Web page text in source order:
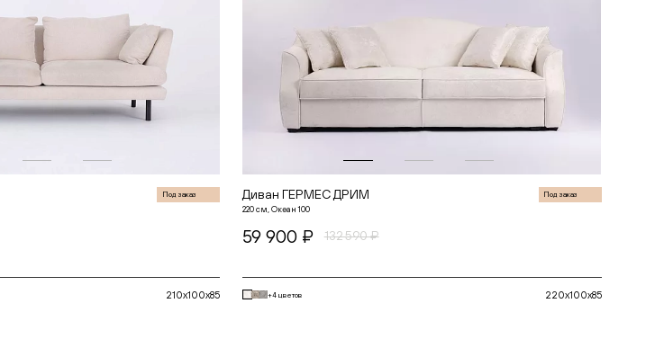
Под заказ
210x100x85
Диван ГЕРМЕС ДРИМ Под заказ
220 см, Океан 100
59 900 ₽ 132 590 ₽
+4 цветов 220x100x85